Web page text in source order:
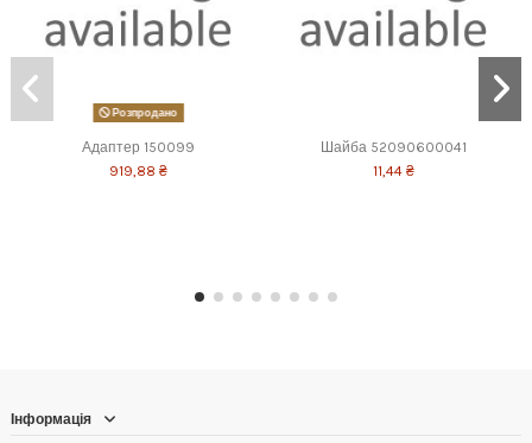
Розпродано
Адаптер 150099
919,88 ₴
Шайба 52090600041
11,44 ₴
Інформація